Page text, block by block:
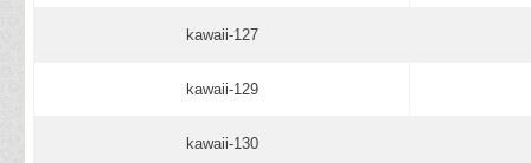
kawaii-127
kawaii-129
kawaii-130